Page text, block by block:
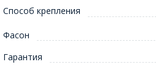
Способ крепления
Фасон
Гарантия